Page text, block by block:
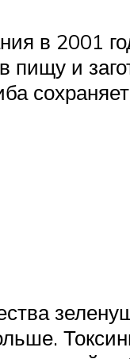
в 2001
пищу и